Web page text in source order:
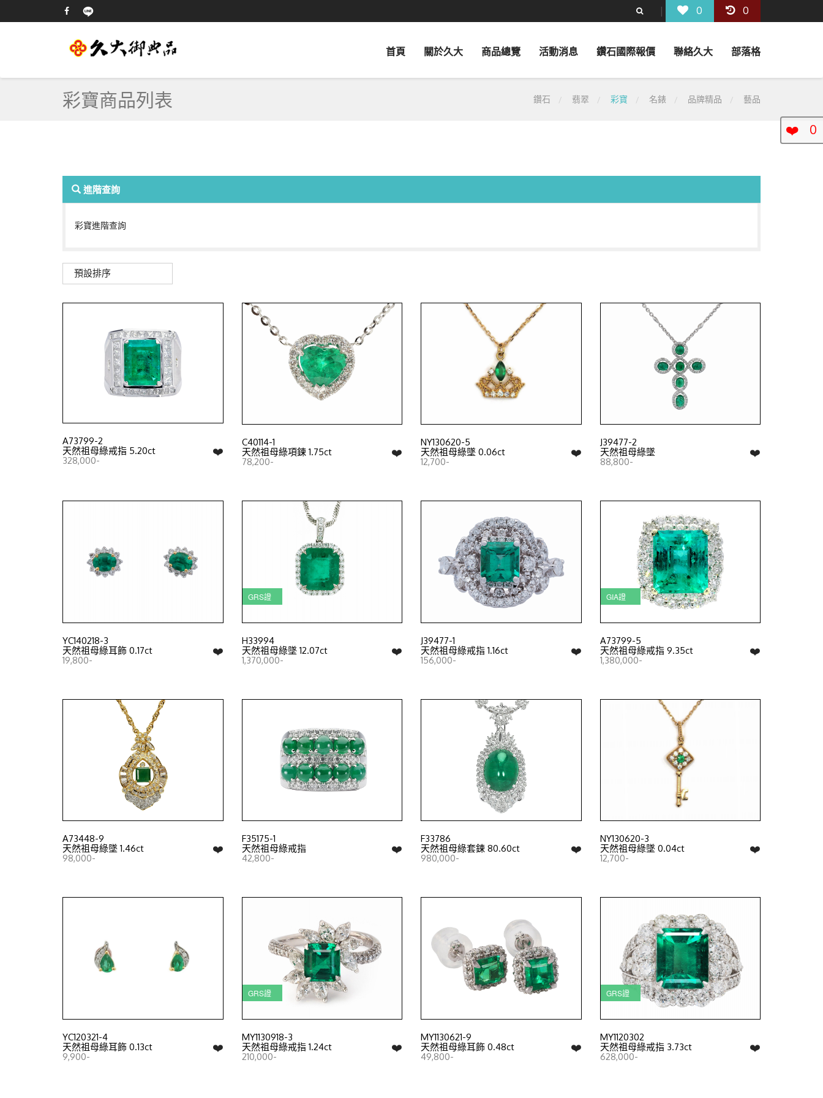
0 0
首頁 關於久大 商品總覽 活動消息 鑽石國際報價 聯絡久大 部落格
彩寶商品列表 鑽石 翡翠 彩寶 名錶 品牌精品 藝品
進階查詢
彩寶進階查詢
預設排序
A73799-2
❤️
天然祖母綠戒指 5.20ct
328,000-
C40114-1
❤️
天然祖母綠項鍊 1.75ct
78,200-
NY130620-5
❤️
天然祖母綠墜 0.06ct
12,700-
J39477-2
❤️
天然祖母綠墜
88,800-
YC140218-3
❤️
天然祖母綠耳飾 0.17ct
19,800-
GRS證
H33994
❤️
天然祖母綠墜 12.07ct
1,370,000-
J39477-1
❤️
天然祖母綠戒指 1.16ct
156,000-
GIA證
A73799-5
❤️
天然祖母綠戒指 9.35ct
1,380,000-
A73448-9
❤️
天然祖母綠墜 1.46ct
98,000-
F35175-1
❤️
天然祖母綠戒指
42,800-
F33786
❤️
天然祖母綠套鍊 80.60ct
980,000-
NY130620-3
❤️
天然祖母綠墜 0.04ct
12,700-
YC120321-4
❤️
天然祖母綠耳飾 0.13ct
9,900-
GRS證
MY1130918-3
❤️
天然祖母綠戒指 1.24ct
210,000-
MY1130621-9
❤️
天然祖母綠耳飾 0.48ct
49,800-
GRS證
MY1120302
❤️
天然祖母綠戒指 3.73ct
628,000-
❤️ 0